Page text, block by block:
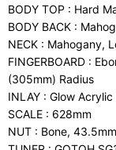
BODY TOP : Hard
BODY BACK :
NECK : Mahogany,
FINGERBOARD :
(305mm) Radius
INLAY : Glow Acrylic
SCALE : 628mm
NUT : Bone,